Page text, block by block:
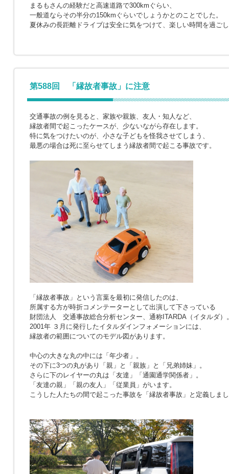
まるもさんの経験だと高速道路で300kmぐらい、
一般道ならその半分の150kmぐらいでしょうかとのことでした。
夏休みの長距離ドライブは安全に気をつけて、楽しい時間を過ご
第588回 「縁故者事故」に注意
交通事故の例を見ると、家族や親族、友人・知人など、
縁故者間で起こったケースが、少ないながら存在します。
特に気をつけたいのが、小さな子どもを怪我させてしまう、
最悪の場合は死に至らせてしまう縁故者間で起こる事故です。
「縁故者事故」という言葉を最初に発信したのは、
所属する方が時折コメンテーターとして出演して下さっている
財団法人 交通事故総合分析センター、通称ITARDA（イタルダ）
2001年 ３月に発行したイタルダインフォメーションには、
縁故者の範囲についてのモデル図があります。
中心の大きな丸の中には「年少者」。
その下に3つの丸があり「親」と「親族」と「兄弟姉妹」。
さらに下のレイヤーの丸は「友達」「通園通学関係者」。
「友達の親」「親の友人」「従業員」がいます。
こうした人たちの間で起こった事故を「縁故者事故」と定義しま